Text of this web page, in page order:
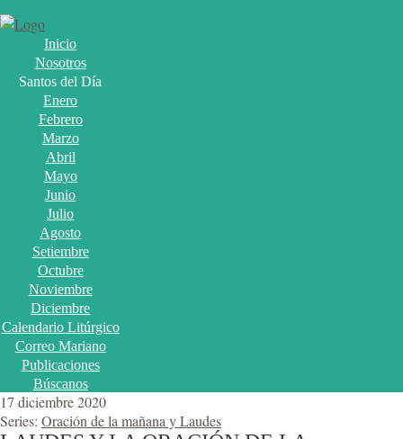
Inicio
Nosotros
Santos del Día
Enero
Febrero
Marzo
Abril
Mayo
Junio
Julio
Agosto
Setiembre
Octubre
Noviembre
Diciembre
Calendario Litúrgico
Correo Mariano
Publicaciones
Búscanos
17 diciembre 2020
Series: Oración de la mañana y Laudes